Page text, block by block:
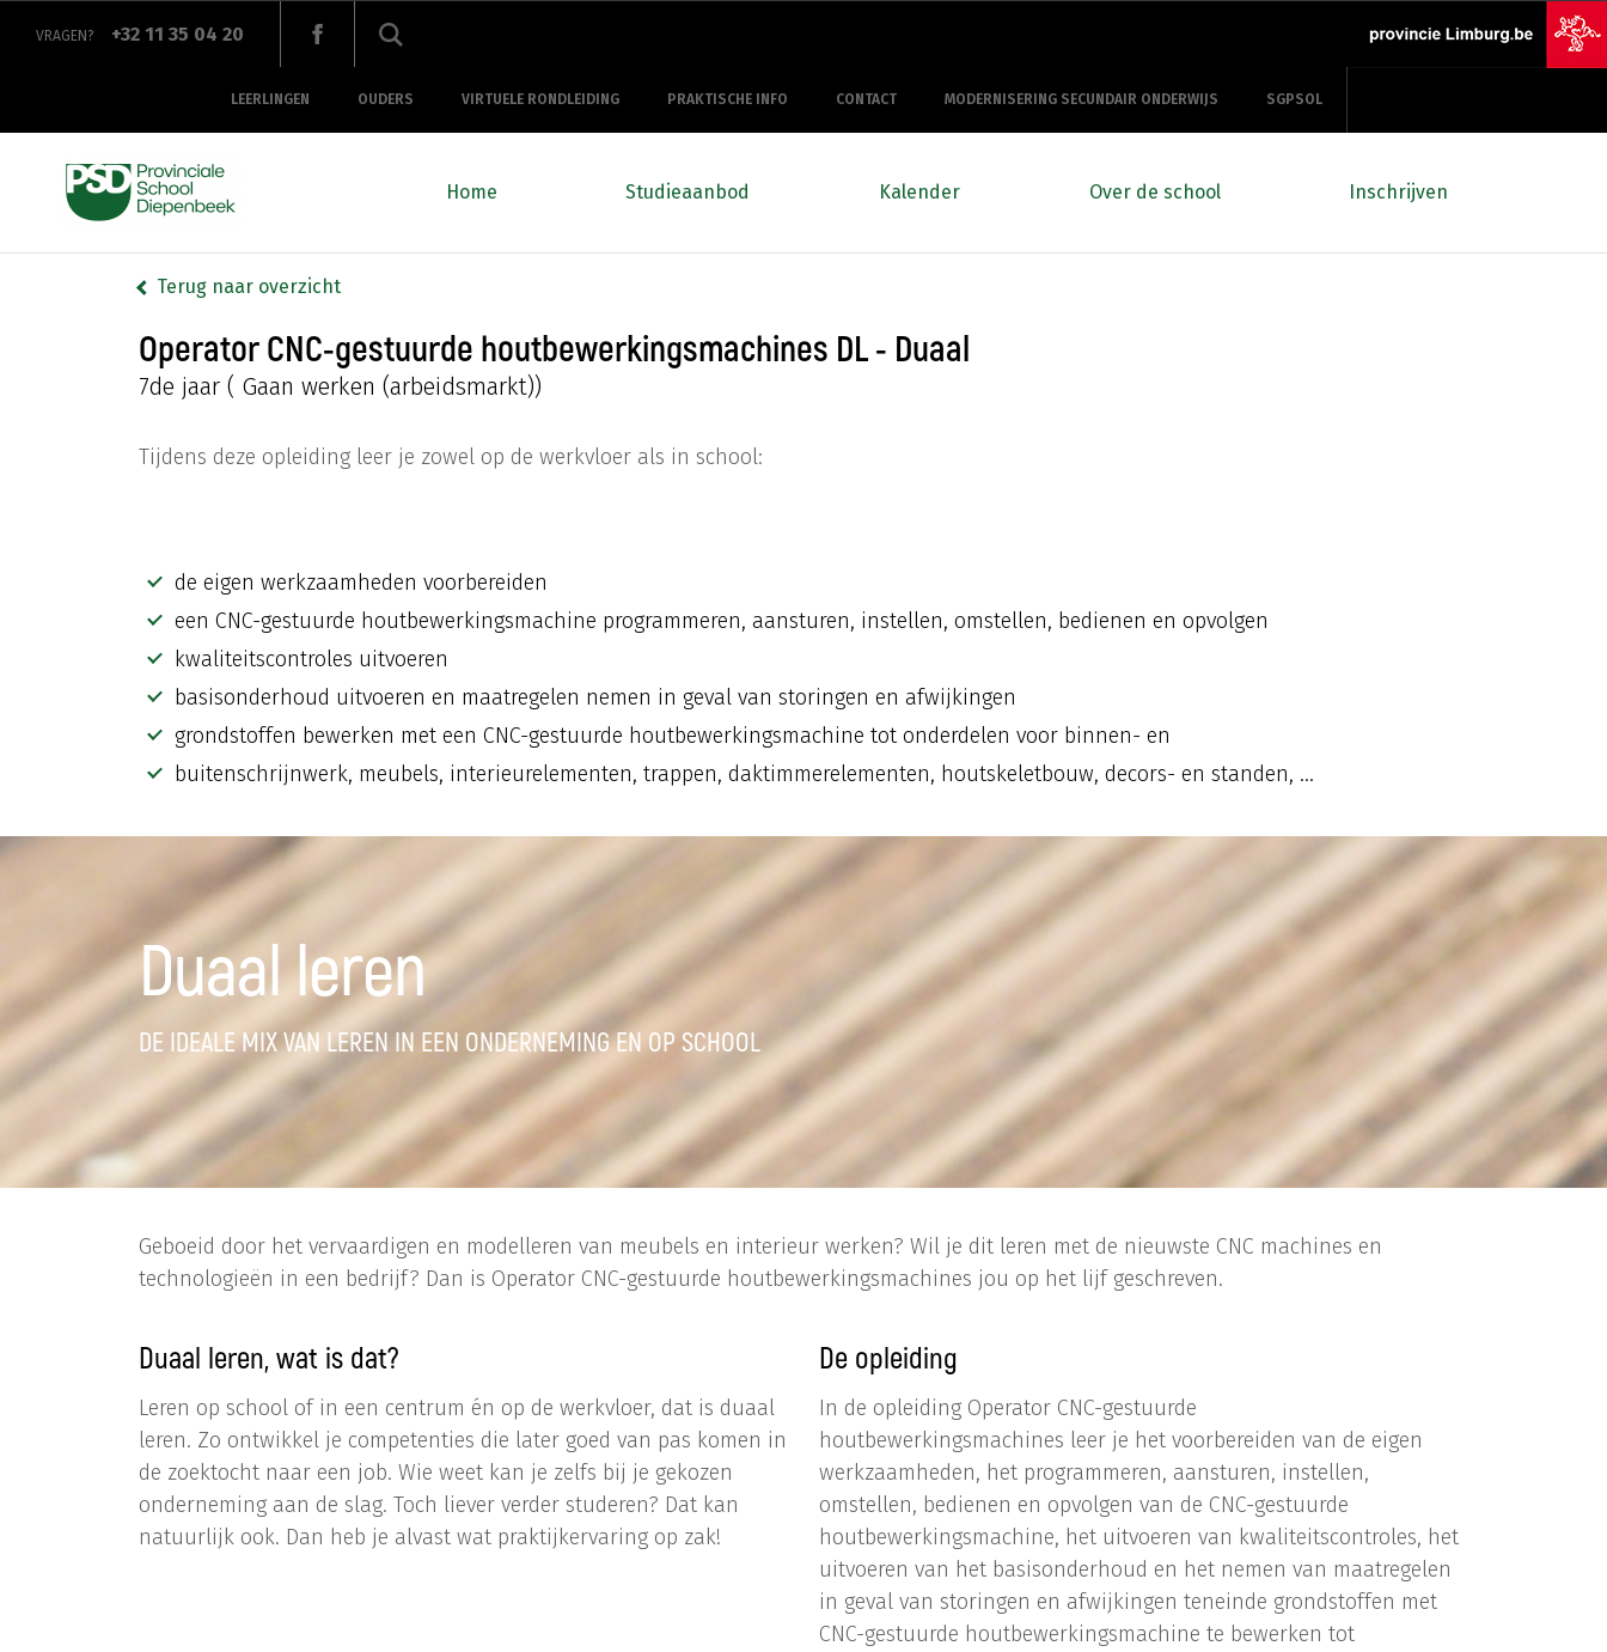
Overslaan
naarVRAGEN?
+32 11 35 04 20
navigation
LEERLINGEN OUDERS VIRTUELE RONDLEIDING PRAKTISCHE INFO CONTACT MODERNISERING SECUNDAIR ONDERWIJS SGPSOL
Home
Studieaanbod Kalender Over de school Inschrijven
Terug naar overzicht
Operator CNC-gestuurde houtbewerkingsmachines DL - Duaal
7de jaar ( Gaan werken (arbeidsmarkt))
Tijdens deze opleiding leer je zowel op de werkvloer als in school:
de eigen werkzaamheden voorbereiden
een CNC-gestuurde houtbewerkingsmachine programmeren, aansturen, instellen, omstellen, bedienen en opvolgen
kwaliteitscontroles uitvoeren
basisonderhoud uitvoeren en maatregelen nemen in geval van storingen en afwijkingen
grondstoffen bewerken met een CNC-gestuurde houtbewerkingsmachine tot onderdelen voor binnen- en
buitenschrijnwerk, meubels, interieurelementen, trappen, daktimmerelementen, houtskeletbouw, decors- en standen, ...
Duaal leren
DE IDEALE MIX VAN LEREN IN EEN ONDERNEMING EN OP SCHOOL
Geboeid door het vervaardigen en modelleren van meubels en interieur werken? Wil je dit leren met de nieuwste CNC machines en
technologieën in een bedrijf? Dan is Operator CNC-gestuurde houtbewerkingsmachines jou op het lijf geschreven.
Duaal leren, wat is dat?
Leren op school of in een centrum én op de werkvloer, dat is duaal
leren. Zo ontwikkel je competenties die later goed van pas komen in
de zoektocht naar een job. Wie weet kan je zelfs bij je gekozen
onderneming aan de slag. Toch liever verder studeren? Dat kan
natuurlijk ook. Dan heb je alvast wat praktijkervaring op zak!
De opleiding
In de opleiding Operator CNC-gestuurde
houtbewerkingsmachines leer je het voorbereiden van de eigen
werkzaamheden, het programmeren, aansturen, instellen,
omstellen, bedienen en opvolgen van de CNC-gestuurde
houtbewerkingsmachine, het uitvoeren van kwaliteitscontroles, het
uitvoeren van het basisonderhoud en het nemen van maatregelen
in geval van storingen en afwijkingen teneinde grondstoffen met
CNC-gestuurde houtbewerkingsmachine te bewerken tot